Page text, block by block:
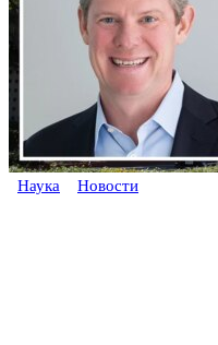
Наука Новости